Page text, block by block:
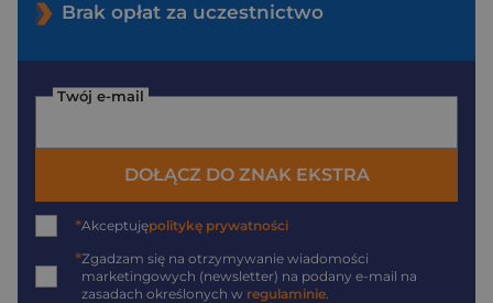
Brak opłat za uczestnictwo
Twój e-mail
DOŁĄCZ DO ZNAK EKSTRA
*Akceptujępolitykę prywatności
*Zgadzam się na otrzymywanie wiadomości
marketingowych (newsletter) na podany e-mail na
zasadach określonych w regulaminie.